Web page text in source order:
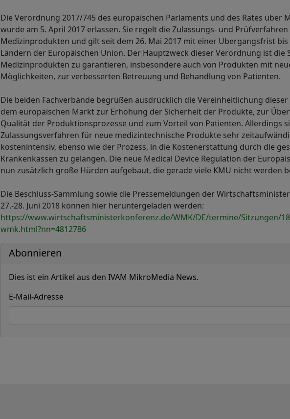
Die Verordnung 2017/745 des europäischen Parlaments und des Rates über
wurde am 5. April 2017 erlassen. Sie regelt die Zulassungs- und Prüfverfahren
Medizinprodukten und gilt seit dem 26. Mai 2017 mit einer Übergangsfrist bis
Ländern der Europäischen Union. Der Hauptzweck dieser Verordnung ist die
Medizinprodukten zu garantieren, insbesondere auch von Produkten mit
Möglichkeiten, zur verbesserten Betreuung und Behandlung von Patienten.
Die beiden Fachverbände begrüßen ausdrücklich die Vereinheitlichung
dem europäischen Markt zur Erhöhung der Sicherheit der Produkte, zur
Qualität der Produktionsprozesse und zum Vorteil von Patienten. Allerdings
Zulassungsverfahren für neue medizintechnische Produkte sehr
kostenintensiv, ebenso wie der Prozess, in die Kostenerstattung durch die
Krankenkassen zu gelangen. Die neue Medical Device Regulation der
nun zusätzlich große Hürden aufgebaut, die gerade viele KMU nicht werden
Die Beschluss-Sammlung sowie die Pressemeldungen der
27.-28. Juni 2018 können hier heruntergeladen werden:
https://www.wirtschaftsministerkonferenz.de/WMK/DE/termine/Sitzungen/
wmk.html?nn=4812786
Abonnieren
Dies ist ein Artikel aus den IVAM MikroMedia News.
E-Mail-Adresse